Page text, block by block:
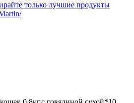
только лучшие продукты